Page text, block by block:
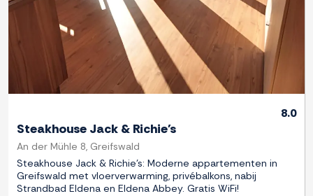
8.0
Steakhouse Jack & Richie's
An der Mühle 8, Greifswald
Steakhouse Jack & Richie's: Moderne appartementen in
Greifswald met vloerverwarming, privébalkons, nabij
Strandbad Eldena en Eldena Abbey. Gratis WiFi!